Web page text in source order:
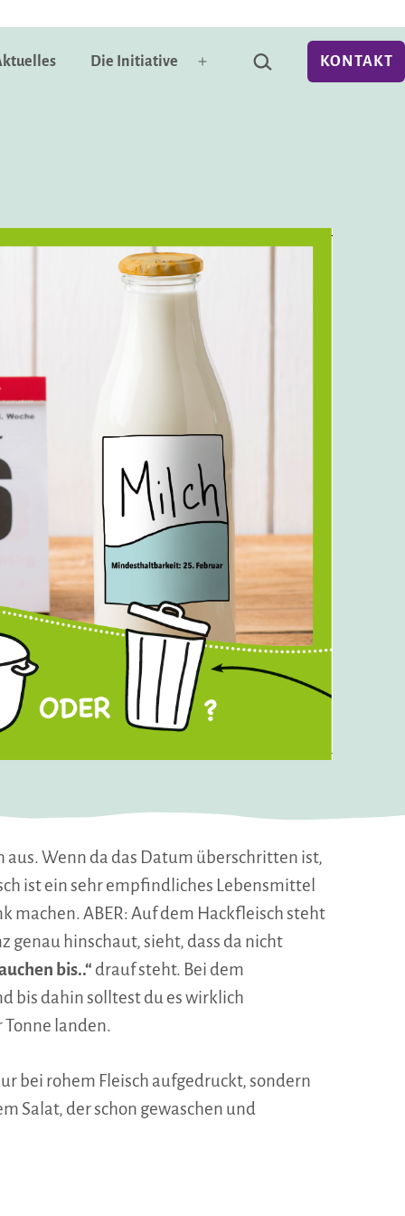
Die Initiative
Menü
Suchen … KONTAKT
Wenn da das Datum überschritten ist,
ist ein sehr empfindliches Lebensmittel
machen. ABER: Auf dem Hackfleisch steht
genau hinschaut, sieht, dass da nicht
bis..“ drauf steht. Bei dem
bis dahin solltest du es wirklich
Tonne landen.
bei rohem Fleisch aufgedruckt, sondern
Salat, der schon gewaschen und